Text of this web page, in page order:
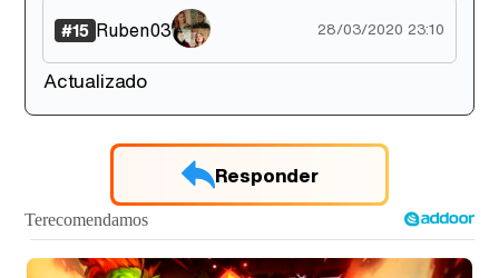
#15 Ruben03 28/03/2020 23:10
Actualizado
Responder